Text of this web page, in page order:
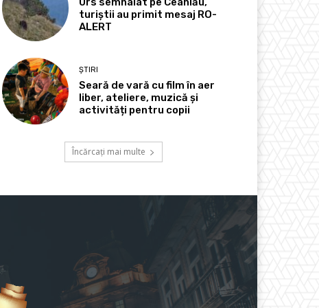
turiștii au primit mesaj RO-
ALERT
ȘTIRI
Seară de vară cu film în aer
liber, ateliere, muzică și
activități pentru copii
Încărcați mai multe